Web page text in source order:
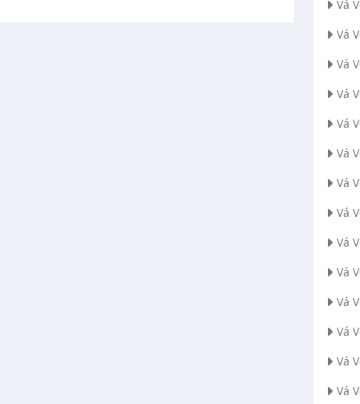
Vá
Vá
Vá
Vá
Vá
Vá
Vá
Vá
Vá
Vá
Vá
Vá
Vá
Vá